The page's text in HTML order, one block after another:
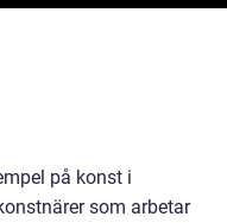
på konst i
som arbetar